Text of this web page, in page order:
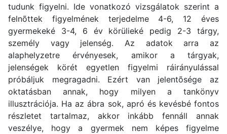
tudunk figyelni. Ide vonatkozó vizsgálatok szerint a
felnõttek figyelmének terjedelme 4-6, 12 éves
gyermekeké 3-4, 6 év körülieké pedig 2-3 tárgy,
személy vagy jelenség. Az adatok arra az
alaphelyzetre érvényesek, amikor a tárgyak,
jelenségek körét egyetlen figyelmi ráirányulással
próbáljuk megragadni. Ezért van jelentõsége az
oktatásban annak, hogy milyen a tankönyv
illusztrációja. Ha az ábra sok, apró és kevésbé fontos
részletet tartalmaz, akkor inkább fennáll annak
veszélye, hogy a gyermek nem képes figyelme